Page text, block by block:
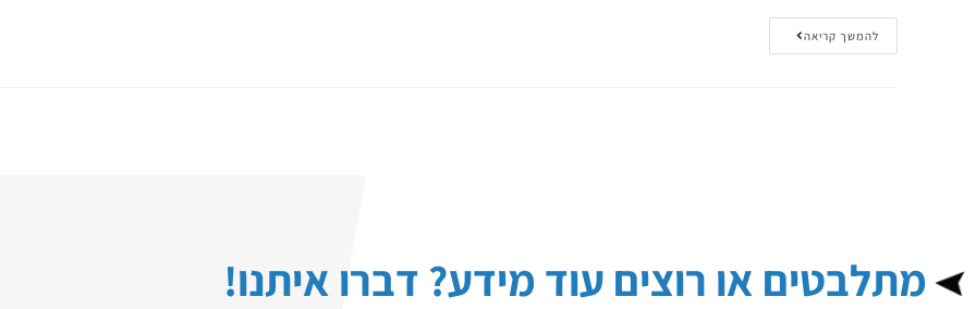
להמשך קריאה
מתלבטים או רוצים עוד מידע? דברו איתנו!